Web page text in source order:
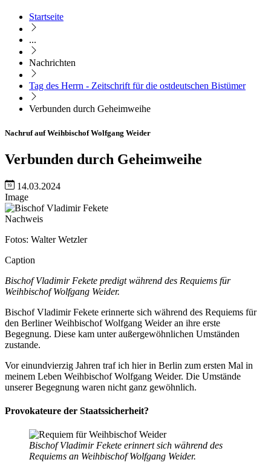
Startseite
...
Nachrichten
Tag des Herrn - Zeitschrift für die ostdeutschen Bistümer
Verbunden durch Geheimweihe
Nachruf auf Weihbischof Wolfgang Weider
Verbunden durch Geheimweihe
14.03.2024
Image
Nachweis
Fotos: Walter Wetzler
Caption
Bischof Vladimir Fekete predigt während des Requiems für
Weihbischof Wolfgang Weider.
Bischof Vladimir Fekete erinnerte sich während des Requiems für
den Berliner Weihbischof Wolfgang Weider an ihre erste
Begegnung. Diese kam unter außergewöhnlichen Umständen
zustande.
Vor einundvierzig Jahren traf ich hier in Berlin zum ersten Mal in
meinem Leben Weihbischof Wolfgang Weider. Die Umstände
unserer Begegnung waren nicht ganz gewöhnlich.
Provokateure der Staatssicherheit?
Bischof Vladimir Fekete erinnert sich während des
Requiems an Weihbischof Wolfgang Weider.